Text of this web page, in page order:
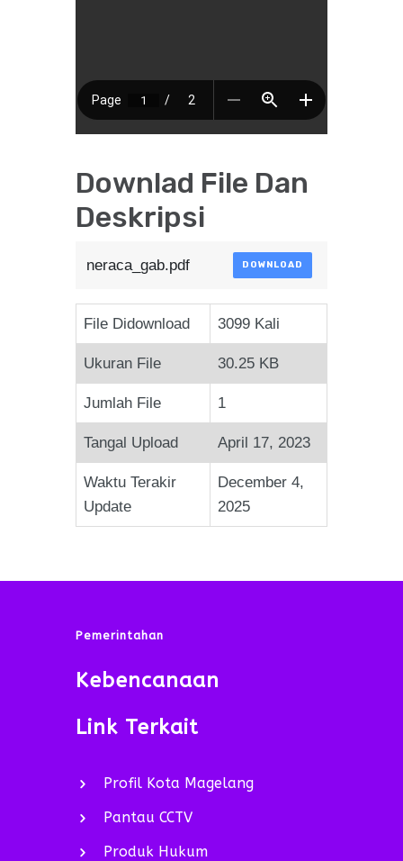
Downlad File Dan
Deskripsi
neraca_gab.pdf DOWNLOAD
File Didownload 3099 Kali
Ukuran File 30.25 KB
Jumlah File 1
Tangal Upload April 17, 2023
Waktu Terakir
Update
December 4,
2025
Pemerintahan
Kebencanaan
Link Terkait
Profil Kota Magelang
Pantau CCTV
Produk Hukum